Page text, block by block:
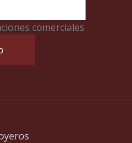
comerciales